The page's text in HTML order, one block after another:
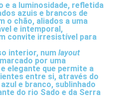
e a luminosidade, refletida
azuis e brancos de
o chão, aliados a uma
e intemporal,
convite irresistível para
interior, num layout
por uma
elegante que permite a
entre si, através do
e branco, sublinhado
do rio Sado e da Serra